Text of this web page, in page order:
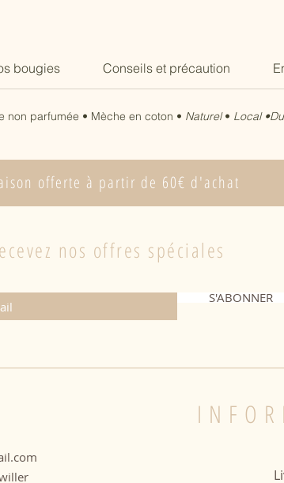
bougies Conseils et précaution
non parfumée • Mèche en coton • Naturel • Local
offerte à partir de 60€ d'achat
nos offres spéciales
S'ABONNER